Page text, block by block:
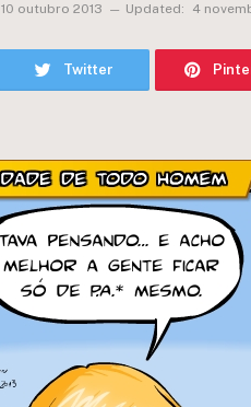
10 outubro 2013 Updated: 4
Twitter